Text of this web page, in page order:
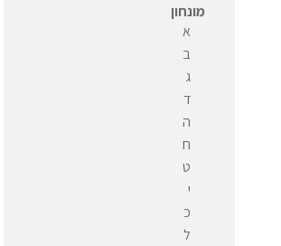
מונחון
א
ב
ג
ד
ה
ח
ט
י
כ
ל